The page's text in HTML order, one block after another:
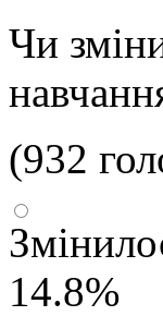
Чи
(932
14.8%